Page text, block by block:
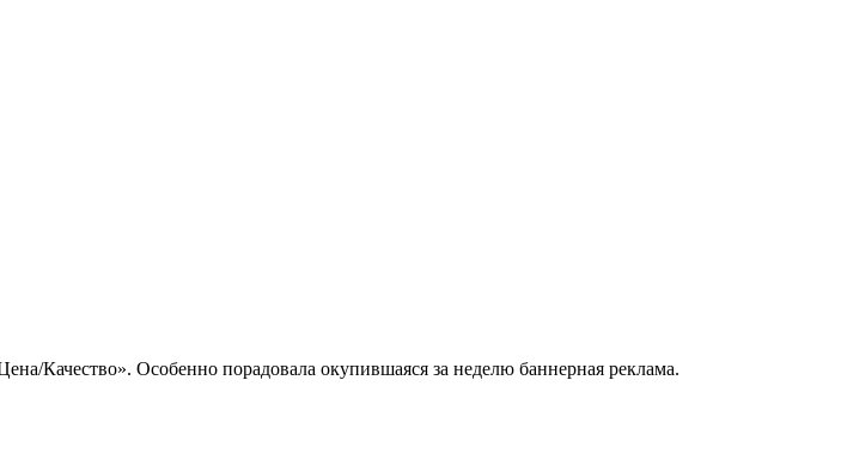
Качество». Особенно порадовала окупившаяся за неделю баннерная реклама.